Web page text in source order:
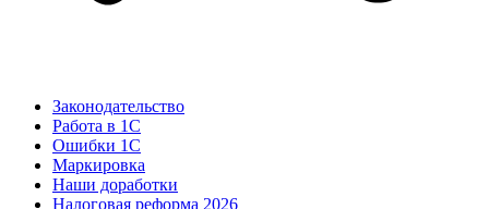
Законодательство
Работа в 1С
Ошибки 1С
Маркировка
Наши доработки
Налоговая реформа 2026